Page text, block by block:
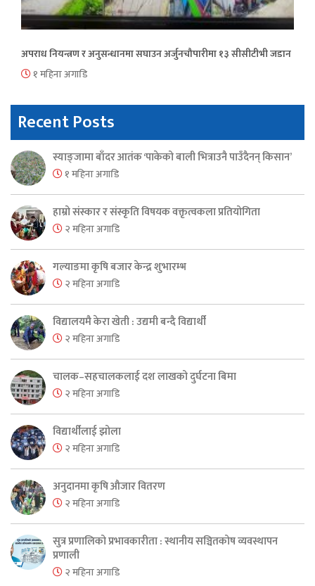
अपराध नियन्त्रण र अनुसन्धानमा सघाउन अर्जुनचौपारीमा १३ सीसीटीभी जडान
१ महिना अगाडि
Recent Posts
स्याङ्जामा बाँदर आतंक ‘पाकेको बाली भित्राउनै पाउँदैनन् किसान’
१ महिना अगाडि
हाम्रो संस्कार र संस्कृति विषयक वक्तृत्वकला प्रतियोगिता
२ महिना अगाडि
गल्याङमा कृषि बजार केन्द्र शुभारम्भ
२ महिना अगाडि
विद्यालयमै केरा खेती : उद्यमी बन्दै विद्यार्थी
२ महिना अगाडि
चालक–सहचालकलाई दश लाखको दुर्घटना बिमा
२ महिना अगाडि
विद्यार्थीलाई झोला
२ महिना अगाडि
अनुदानमा कृषि औजार वितरण
२ महिना अगाडि
सुत्र प्रणालिको प्रभावकारीता : स्थानीय सञ्चितकोष व्यवस्थापन
प्रणाली
२ महिना अगाडि